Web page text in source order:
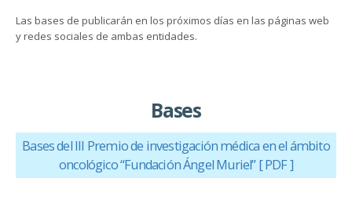
Las bases de publicarán en los próximos días en las páginas web
y redes sociales de ambas entidades.
Bases
Bases del III Premio de investigación médica en el ámbito
oncológico “Fundación Ángel Muriel” [ PDF ]